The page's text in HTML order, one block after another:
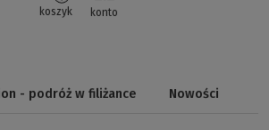
koszyk konto
- podróż w filiżance Nowości